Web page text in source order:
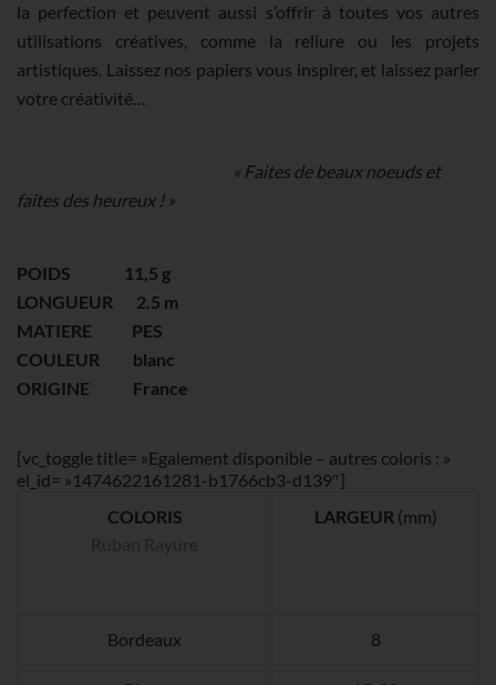
la perfection et peuvent aussi s’offrir à toutes vos autres
utilisations créatives, comme la reliure ou les projets
artistiques. Laissez nos papiers vous inspirer, et laissez parler
votre créativité…
« Faites de beaux noeuds et
faites des heureux ! »
POIDS 11,5 g
LONGUEUR 2.5 m
MATIERE PES
COULEUR blanc
ORIGINE France
[vc_toggle title= »Egalement disponible – autres coloris : »
el_id= »1474622161281-b1766cb3-d139″]
COLORIS
LARGEUR (mm)
Bordeaux 8